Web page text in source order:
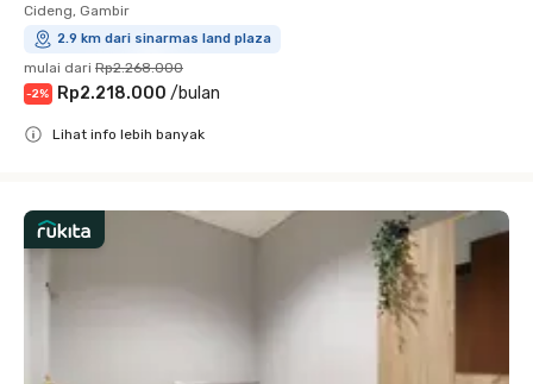
Cideng, Gambir
2.9 km dari sinarmas land plaza
mulai dari Rp2.268.000
-2% Rp2.218.000 /bulan
Lihat info lebih banyak